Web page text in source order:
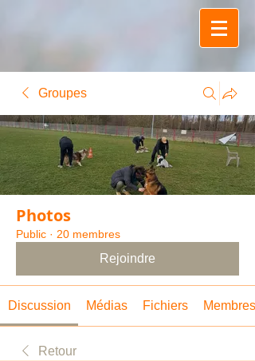
Groupes
Photos
Public · 20 membres
Rejoindre
Discussion Médias Fichiers Membres
Retour